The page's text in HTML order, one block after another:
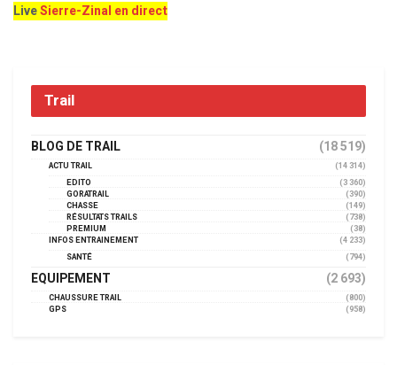
LiveSierre-Zinal en direct
Trail
BLOG DE TRAIL (18 519)
ACTU TRAIL
(14 314)
EDITO
(3 360)
GORATRAIL
(390)
CHASSE
(149)
RÉSULTATS TRAILS
(738)
PREMIUM
(38)
INFOS ENTRAINEMENT
(4 233)
SANTÉ
(794)
EQUIPEMENT (2 693)
CHAUSSURE TRAIL
(800)
GPS
(958)